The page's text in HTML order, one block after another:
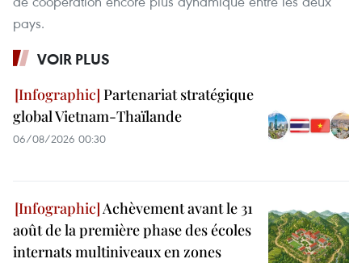
pays.
VOIR PLUS
Partenariat stratégique
global Vietnam-Thaïlande
06/08/2026 00:30
Achèvement avant le 31
août de la première phase des écoles
internats multiniveaux en zones